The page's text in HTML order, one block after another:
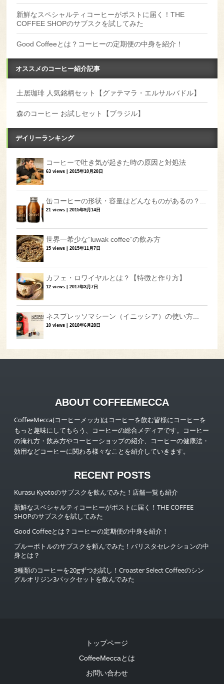
新鮮なスペシャルティコーヒーがポストに届く！THE
COFFEE SHOPのサブスクを試してみた
Good Coffeeとは？コーヒーの定期便の中身を紹介！
オススメのコーヒー紹介記事
土居珈琲 人気銘柄セット【グァテマラ・エルサルバドル】
森のコーヒー お試しセット【ブラジル】
デイリーランキング
コーヒーで吐き気が起きた時の原因と対処法
63 views |2015年10月28日
缶コーヒーの形状・容量はどんなものがあるの？...
21 views |2015年9月14日
世界一希少な”luwak coffee”の飲み方
15 views |2015年11月7日
カフェ・ロワイヤルとは？【特徴と作り方】
12 views |2017年3月7日
ネスプレッソマシーン（イニッシア）の使い方...
10 views |2018年6月28日
ABOUT COFFEEMECCA
CoffeeMecca[コーヒーメッカ]はコーヒーを飲む皆様にコーヒーを
もっと趣味にしてもらう、コーヒーの総合メディアです。コーヒー
の淹れ方・飲み方やコーヒーショップの紹介、コーヒーの健康法・
効用などコーヒーに関わる様々なことを紹介していきます。
RECENT POSTS
Kurasu Kyotoのサブスクを飲んでみた！店舗一覧も紹介
新鮮なスペシャルティコーヒーがポストに届く！THE COFFEE
SHOPのサブスクを試してみた
Good Coffeeとは？コーヒーの定期便の中身を紹介！
ブルーボトルのサブスクを頼んでみた！バリスタセレクションの中
身とは？
3種類のコーヒーを20gずつお試し！Croaster Select Coffeeのシン
グルオリジン3パックセットを飲んでみた
トップページ
CoffeeMeccaとは
お問い合わせ